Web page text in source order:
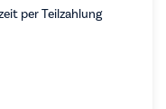
per Teilzahlung